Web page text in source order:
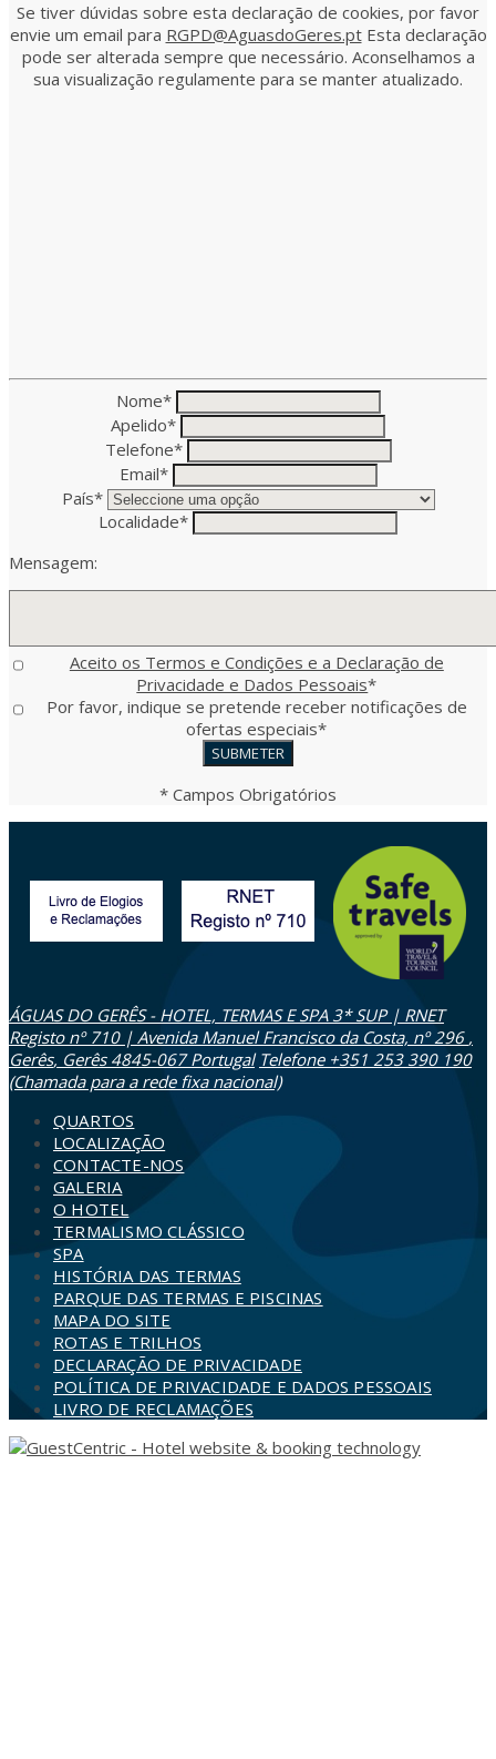
Se tiver dúvidas sobre esta declaração de cookies, por favor
envie um email para RGPD@AguasdoGeres.ptEsta declaração
pode ser alterada sempre que necessário. Aconselhamos a
sua visualização regulamente para se manter atualizado.
Nome*
Apelido*
Telefone*
Email*
País*
Localidade*
Mensagem:
Aceito os Termos e Condições e a Declaração de
Privacidade e Dados Pessoais*
Por favor, indique se pretende receber notificações de
ofertas especiais*
* Campos Obrigatórios
ÁGUAS DO GERÊS - HOTEL, TERMAS E SPA 3* SUP | RNET
Registo nº 710 | Avenida Manuel Francisco da Costa, nº 296 ,
Gerês, Gerês 4845-067Portugal Telefone +351 253 390 190
(Chamada para a rede fixa nacional)
QUARTOS
LOCALIZAÇÃO
CONTACTE-NOS
GALERIA
O HOTEL
TERMALISMO CLÁSSICO
SPA
HISTÓRIA DAS TERMAS
PARQUE DAS TERMAS E PISCINAS
MAPA DO SITE
ROTAS E TRILHOS
DECLARAÇÃO DE PRIVACIDADE
POLÍTICA DE PRIVACIDADE E DADOS PESSOAIS
LIVRO DE RECLAMAÇÕES